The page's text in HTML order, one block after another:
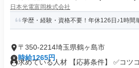
日本光電富岡株式会社
学歴・経験・資格不要！年休126日♪1時
〒350-2214埼玉県鶴ヶ島市
時給1265円
求めている人材 【応募条件】 ✅コツ